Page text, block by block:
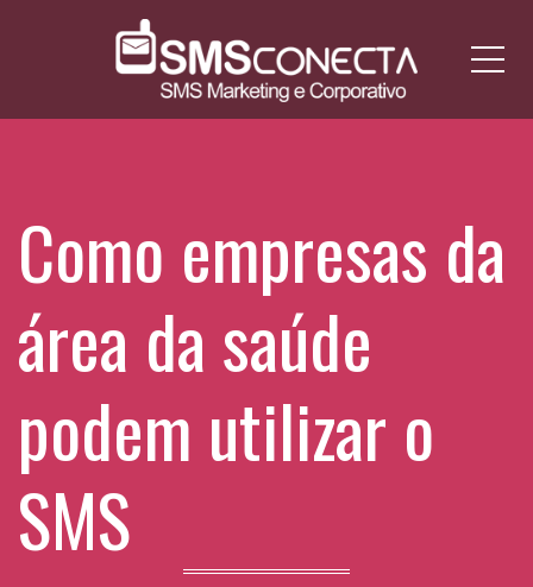
Como empresas da
área da saúde
podem utilizar o
SMS